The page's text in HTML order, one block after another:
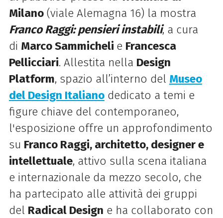
Milano(viale Alemagna 16) la mostra
Franco Raggi: pensieri instabili, a cura
di Marco Sammicheli e Francesca
Pellicciari. Allestita nella Design
Platform, spazio all’interno del Museo
del Design Italianodedicato a temi e
figure chiave del contemporaneo,
l'esposizione offre un approfondimento
su Franco Raggi, architetto, designer e
intellettuale, attivo sulla scena italiana
e internazionale da mezzo secolo, che
ha partecipato alle attività dei gruppi
del Radical Design e ha collaborato con